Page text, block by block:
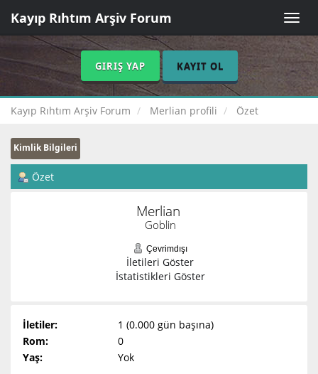
Toggle
Kayıp Rıhtım Arşiv Forum
GIRIŞ YAP KAYIT OL
Kayıp Rıhtım Arşiv Forum Merlian profili Özet
Kimlik Bilgileri
Özet
Merlian
Goblin
Çevrimdışı
İletileri Göster
İstatistikleri Göster
İletiler:
1 (0.000 gün başına)
Rom:
0
Yaş:
Yok